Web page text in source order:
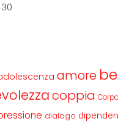
30
amore
coppia Corpo
dialogo